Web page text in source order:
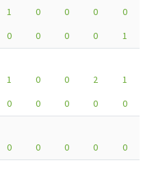
1 0 0 0
0
0 0 0 0
1
1 0 0 2
1
0 0 0 0
0
0 0 0 0
0